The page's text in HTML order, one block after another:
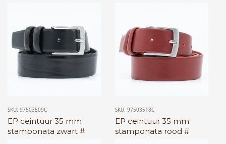
SKU: 97503509C
EP ceintuur 35 mm
stamponata zwart #
SKU: 97503518C
EP ceintuur 35 mm
stamponata rood #